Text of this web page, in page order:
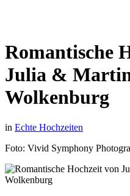
Romantische
Julia &
Wolkenburg
in Echte Hochzeiten
Foto: Vivid Symphony